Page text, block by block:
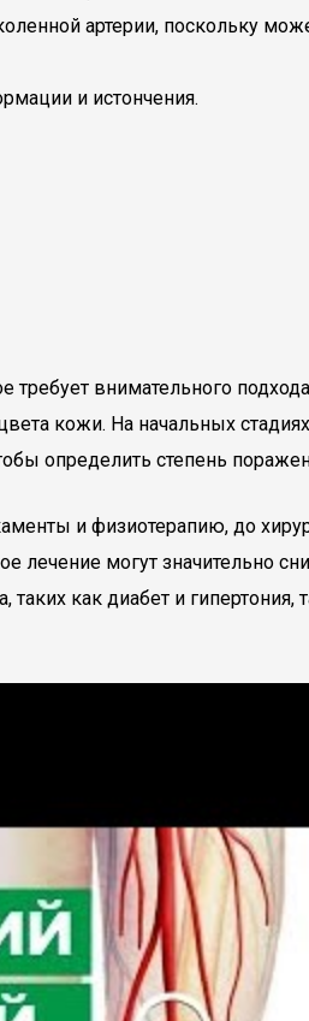
артерии, поскольку
и истончения.
требует внимательного
кожи. На начальных
определить степень
и физиотерапию, до
лечение могут значительно
таких как диабет и